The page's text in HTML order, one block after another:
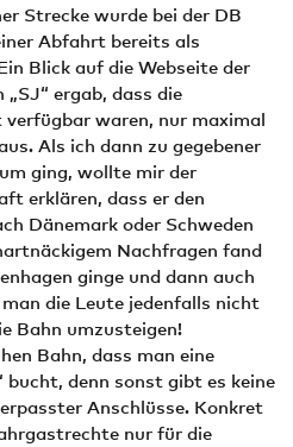
Strecke wurde bei der DB
Abfahrt bereits als
Blick auf die Webseite der
ergab, dass die
waren, nur maximal
Als ich dann zu gegebener
ging, wollte mir der
erklären, dass er den
Dänemark oder Schweden
Nachfragen fand
ginge und dann auch
die Leute jedenfalls nicht
Bahn umzusteigen!
Bahn, dass man eine
bucht, denn sonst gibt es keine
Anschlüsse. Konkret
nur für die